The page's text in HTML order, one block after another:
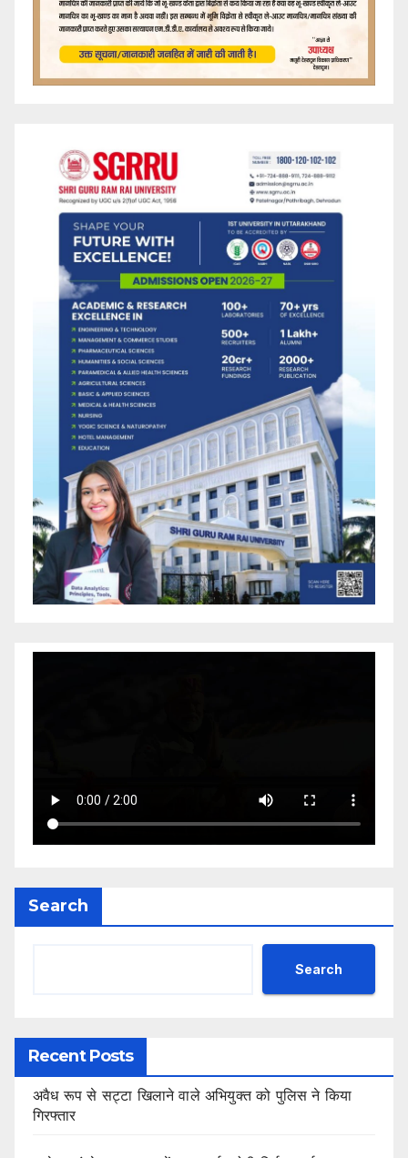
Search
Search
Recent Posts
अवैध रूप से सट्टा खिलाने वाले अभियुक्त को पुलिस ने किया
गिरफ्तार